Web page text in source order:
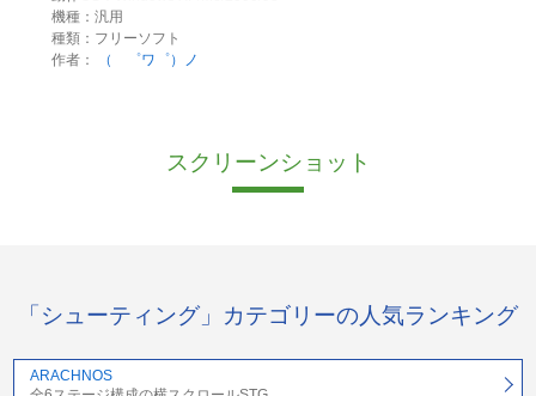
機種：汎用
種類：フリーソフト
作者：
（ ゜ワ゜）ノ
スクリーンショット
「シューティング」カテゴリーの人気ランキング
ARACHNOS